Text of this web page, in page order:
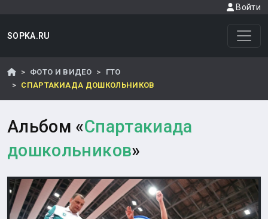
Войти
SOPKA.RU
ФОТО И ВИДЕО
ГТО
СПАРТАКИАДА ДОШКОЛЬНИКОВ
Альбом «Спартакиада
дошкольников»